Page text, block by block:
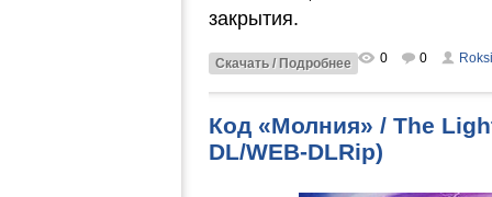
закрытия.
Скачать / Подробнее 0 0 Roksi
Код «Молния» / The
DL/WEB-DLRip)